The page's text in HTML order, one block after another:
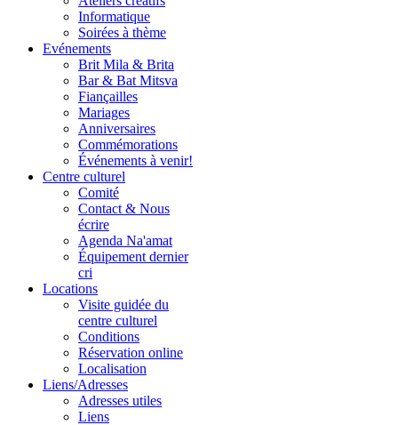
Informatique
Soirées à thème
Evénements
Brit Mila & Brita
Bar & Bat Mitsva
Fiançailles
Mariages
Anniversaires
Commémorations
Événements à venir!
Centre culturel
Comité
Contact & Nous
écrire
Agenda Na'amat
Équipement dernier
cri
Locations
Visite guidée du
centre culturel
Conditions
Réservation online
Localisation
Liens/Adresses
Adresses utiles
Liens